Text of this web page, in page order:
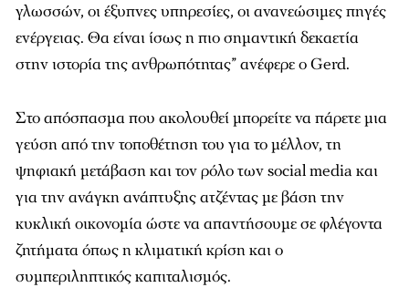
γλωσσών, οι έξυπνες υπηρεσίες, οι ανανεώσιμες πηγές
ενέργειας. Θα είναι ίσως η πιο σημαντική δεκαετία
στην ιστορία της ανθρωπότητας” ανέφερε ο Gerd.
Στο απόσπασμα που ακολουθεί μπορείτε να πάρετε μια
γεύση από την τοποθέτηση του για το μέλλον, τη
ψηφιακή μετάβαση και τον ρόλο των social media και
για την ανάγκη ανάπτυξης ατζέντας με βάση την
κυκλική οικονομία ώστε να απαντήσουμε σε φλέγοντα
ζητήματα όπως η κλιματική κρίση και ο
συμπεριληπτικός καπιταλισμός.